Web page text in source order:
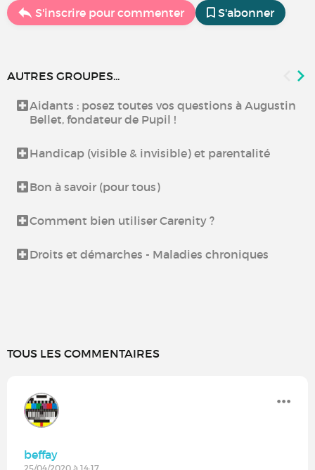
S'inscrire pour commenter S'abonner
AUTRES GROUPES...
Aidants : posez toutes vos questions à Augustin
Bellet, fondateur de Pupil !
Handicap (visible & invisible) et parentalité
Bon à savoir (pour tous)
Comment bien utiliser Carenity ?
Droits et démarches - Maladies chroniques
TOUS LES COMMENTAIRES
beffay